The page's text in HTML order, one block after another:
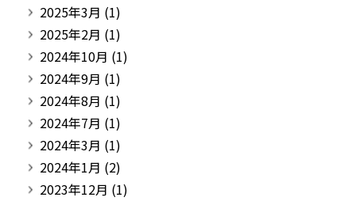
2025年3月 (1)
2025年2月 (1)
2024年10月 (1)
2024年9月 (1)
2024年8月 (1)
2024年7月 (1)
2024年3月 (1)
2024年1月 (2)
2023年12月 (1)